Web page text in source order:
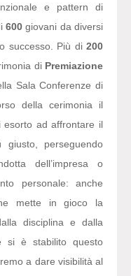
e pattern di
600giovani da diversi
successo. Più di 200
di Premiazione
Sala Conferenze di
della cerimonia il
esorto ad affrontare il
perseguendo
dell’impresa o
personale: anche
mette in gioco la
disciplina e dalla
si è stabilito questo
a dare visibilità al